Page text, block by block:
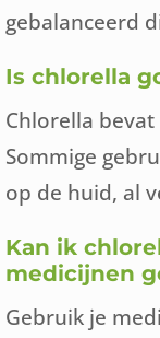
gebalanceerd
Is chlorella
Chlorella
Sommige
op de huid, al
Kan ik
medicijnen
Gebruik je